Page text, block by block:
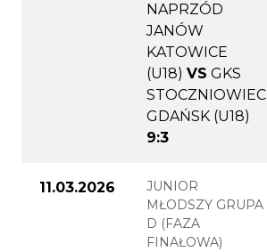
NAPRZÓD
JANÓW
KATOWICE
(U18) VS GKS
STOCZNIOWIEC
GDAŃSK (U18)
9:3
11.03.2026
JUNIOR
MŁODSZY GRUPA
D (FAZA
FINAŁOWA)